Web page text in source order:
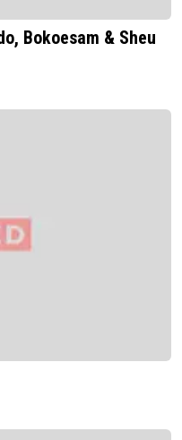
Bokoesam & Sheu